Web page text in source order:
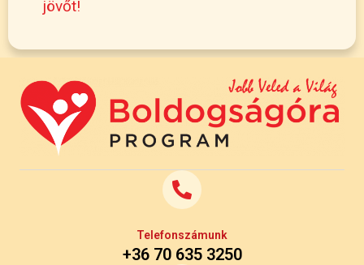
jövőt!
Telefonszámunk
+36 70 635 3250